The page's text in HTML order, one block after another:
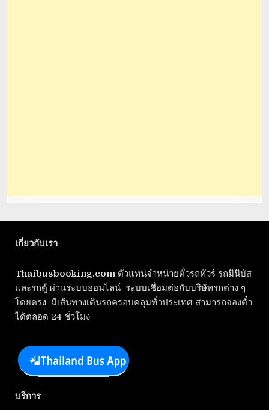
เกี่ยวกับเรา
Thaibusbooking.com ตัวแทนจำหน่ายตั๋วรถทัวร์ รถมินิบัส
และรถตู้ ผ่านระบบออนไลน์ ระบบเชื่อมต่อกับบริษัทรถต่าง ๆ
โดยตรง มีเส้นทางเดินรถครอบคลุมทั่วประเทศ สามารถจองตั๋ว
ได้ตลอด 24 ชั่วโมง
บริการ